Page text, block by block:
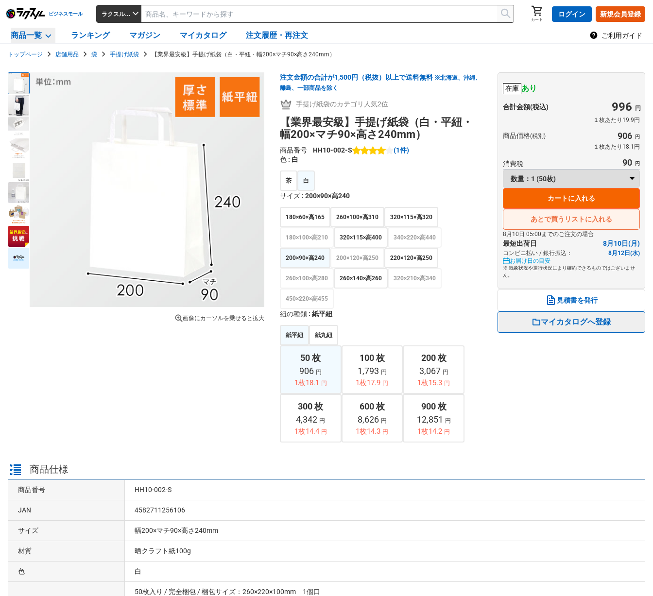
ビジネスモール ラクスルビジネスモール
カート
ログイン 新規会員登録
商品一覧 ランキング マガジン マイカタログ 注文履歴・再注文 ご利用ガイド
トップページ 店舗用品 袋 手提げ紙袋 【業界最安級】手提げ紙袋（白・平紐・幅200×マチ90×高さ240mm）
画像にカーソルを乗せると拡大
注文金額の合計が1,500円（税抜）以上で送料無料 ※北海道、沖縄、
離島、一部商品を除く
手提げ紙袋のカテゴリ人気2位
【業界最安級】手提げ紙袋（白・平紐・
幅200×マチ90×高さ240mm）
商品番号 HH10-002-S
(1件)
色 : 白
茶 白
サイズ : 200×90×高240
180×60×高165
180×100×高210
200×90×高240 200×120×高250 220×120×高250
260×100×高280
260×100×高310
260×140×高260
320×115×高320
320×115×高400
320×210×高340
340×220×高440
450×220×高455
紐の種類 : 紙平紐
紙平紐 紙丸紐
50 枚
906 円
1枚18.1 円
100 枚
1,793 円
1枚17.9 円
200 枚
3,067 円
1枚15.3 円
300 枚
4,342 円
1枚14.4 円
600 枚
8,626 円
1枚14.3 円
900 枚
12,851 円
1枚14.2 円
在庫 あり
合計金額(税込) 996
１枚あたり19.9円
商品価格(税別) 906
１枚あたり18.1円
消費税 90
カートに入れる
あとで買うリストに入れる
8月10日 05:00までのご注文の場合
最短出荷日 8月10日(月)
コンビニ払い / 銀行振込：
8月12日(水)
お届け日の目安
※ 気象状況や運行状況により確約できるものではございませ
ん。
見積書を発行
マイカタログへ登録
商品仕様
商品番号 HH10-002-S
JAN 4582711256106
サイズ 幅200×マチ90×高さ240mm
材質 晒クラフト紙100g
色 白
50枚入り / 完全梱包 / 梱包サイズ：260×220×100mm 1個口